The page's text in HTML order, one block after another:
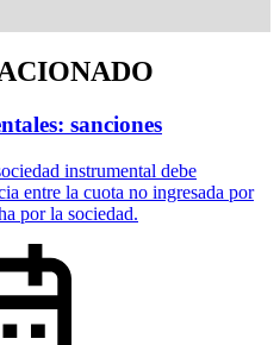
sanciones
instrumental debe
entre la cuota no ingresada por
por la sociedad.